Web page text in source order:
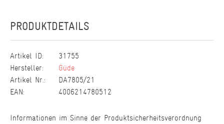
PRODUKTDETAILS
Artikel ID:
31755
Hersteller:
Güde
Artikel Nr.:
DA7805/21
EAN:
4006214780512
Informationen im Sinne der Produktsicherheitsverordnung